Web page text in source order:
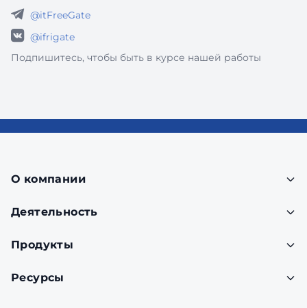
@itFreeGate
@ifrigate
Подпишитесь, чтобы быть в курсе нашей работы
О компании
Деятельность
Продукты
Ресурсы